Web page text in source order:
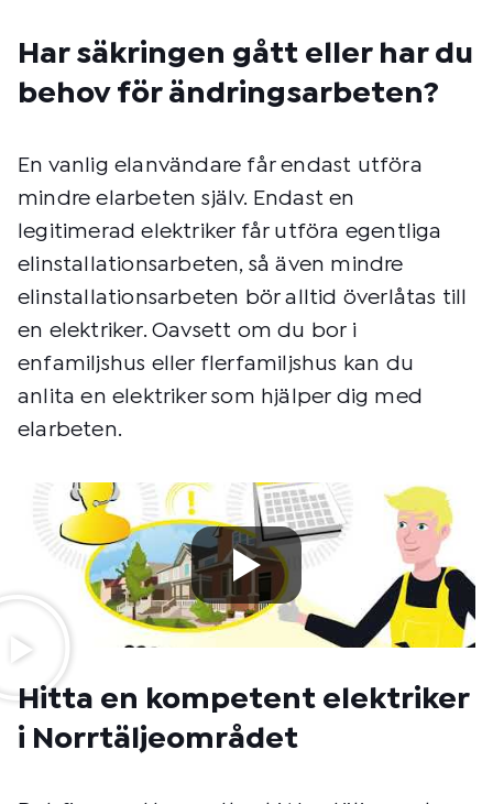
Har säkringen gått eller har du
behov för ändringsarbeten?
En vanlig elanvändare får endast utföra
mindre elarbeten själv. Endast en
legitimerad elektriker får utföra egentliga
elinstallationsarbeten, så även mindre
elinstallationsarbeten bör alltid överlåtas till
en elektriker. Oavsett om du bor i
enfamiljshus eller flerfamiljshus kan du
anlita en elektriker som hjälper dig med
elarbeten.
Hitta en kompetent elektriker
i Norrtäljeområdet